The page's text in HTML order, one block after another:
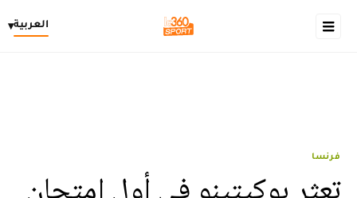
العربية▾
فرنسا
تعثر بوكيتينو في أول امتحان